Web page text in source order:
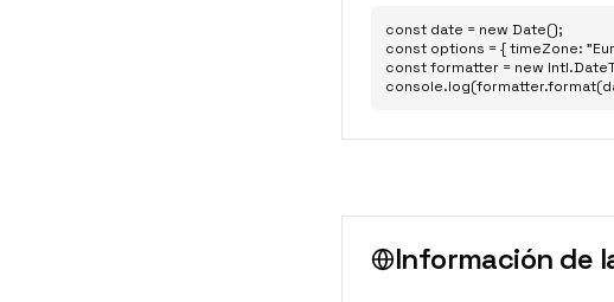
const date = new Date();
const options = { timeZone:
const formatter = new
Información de